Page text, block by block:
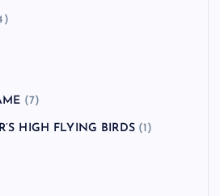
(7)
HIGH FLYING BIRDS(1)